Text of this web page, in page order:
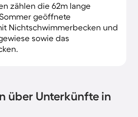
zählen die 62m lange
geöffnete
Nichtschwimmerbecken und
sowie das
über Unterkünfte in